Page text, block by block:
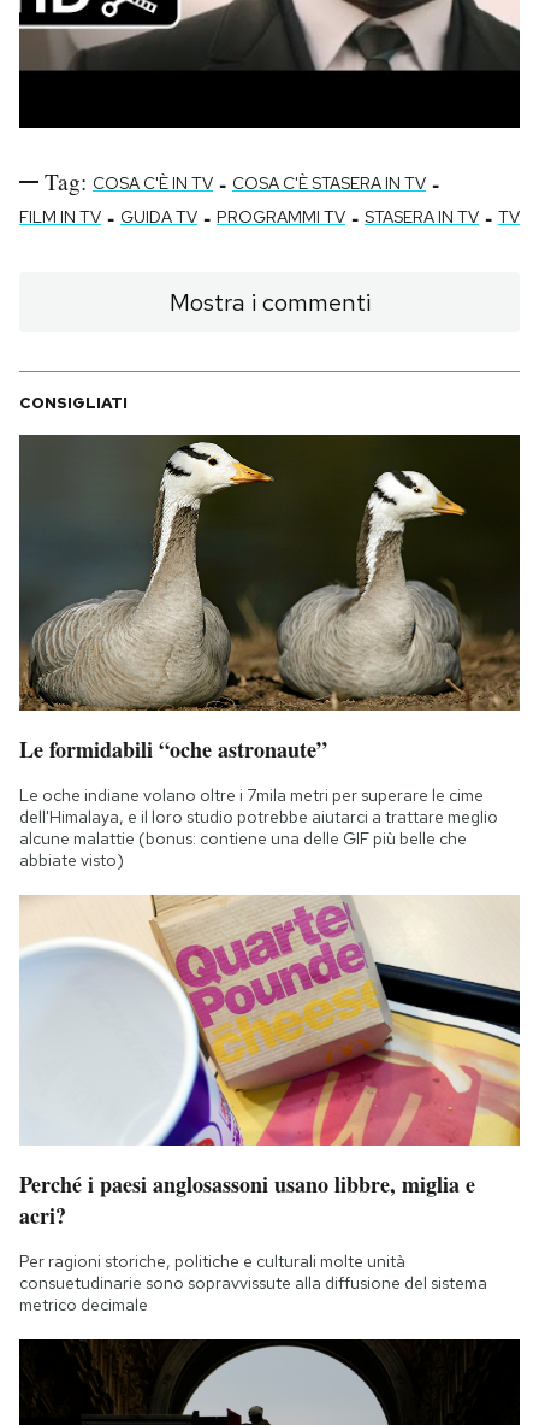
Tag: COSA C'È IN TV - COSA C'È STASERA IN TV -
FILM IN TV - GUIDA TV - PROGRAMMI TV - STASERA IN TV - TV
Mostra i commenti
CONSIGLIATI
Le formidabili “oche astronaute”
Le oche indiane volano oltre i 7mila metri per superare le cime
dell'Himalaya, e il loro studio potrebbe aiutarci a trattare meglio
alcune malattie (bonus: contiene una delle GIF più belle che
abbiate visto)
Perché i paesi anglosassoni usano libbre, miglia e
acri?
Per ragioni storiche, politiche e culturali molte unità
consuetudinarie sono sopravvissute alla diffusione del sistema
metrico decimale